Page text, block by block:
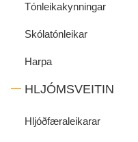
Tónleikakynningar
Skólatónleikar
Harpa
HLJÓMSVEITIN
Hljóðfæraleikarar